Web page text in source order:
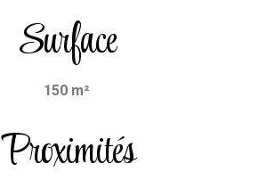
Surface
150 m²
Proximités